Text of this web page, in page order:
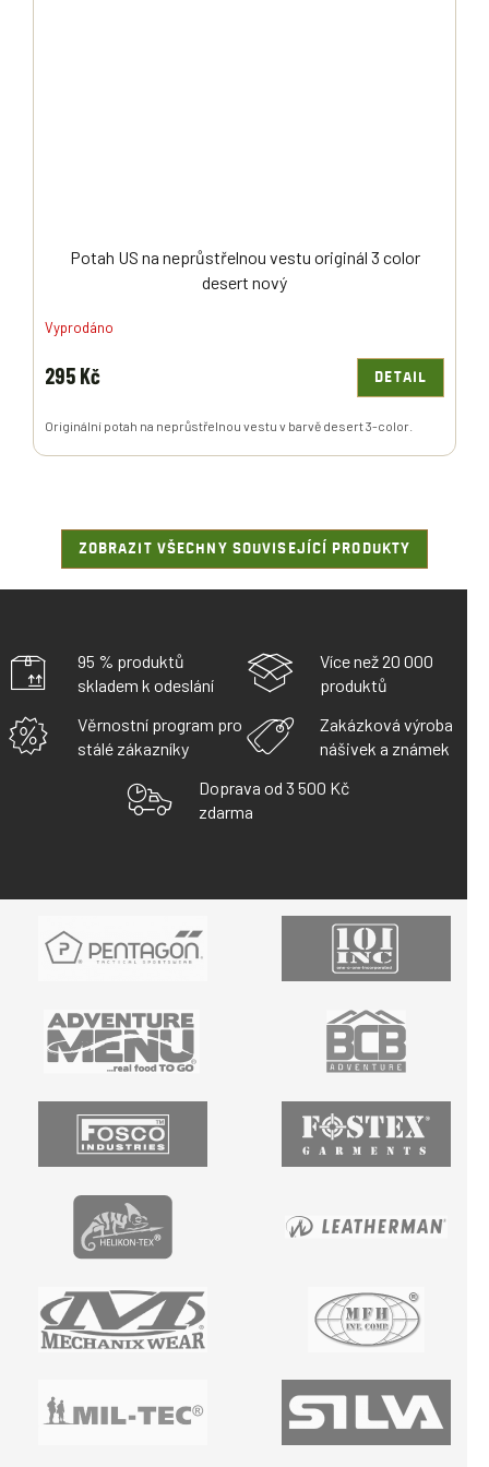
Potah US na neprůstřelnou vestu originál 3 color
desert nový
Vyprodáno
295 Kč DETAIL
Originální potah na neprůstřelnou vestu v barvě desert 3-color.
ZOBRAZIT VŠECHNY SOUVISEJÍCÍ PRODUKTY
95 % produktů
skladem k odeslání
Více než 20 000
produktů
Věrnostní program pro
stálé zákazníky
Zakázková výroba
nášivek a známek
Doprava od 3 500 Kč
zdarma